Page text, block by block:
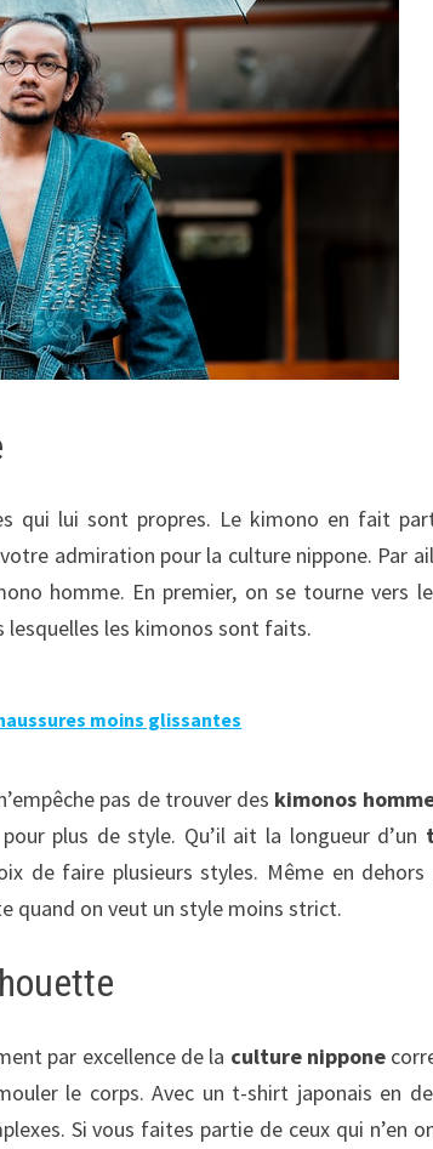
qui lui sont propres. Le kimono en fait
admiration pour la culture nippone. Par
homme. En premier, on se tourne vers
lesquelles les kimonos sont faits.
moins glissantes
pas de trouver des kimonos
plus de style. Qu’il ait la longueur d’un
de faire plusieurs styles. Même en
quand on veut un style moins strict.
par excellence de la culture nippone
le corps. Avec un t-shirt japonais en
Si vous faites partie de ceux qui n’en